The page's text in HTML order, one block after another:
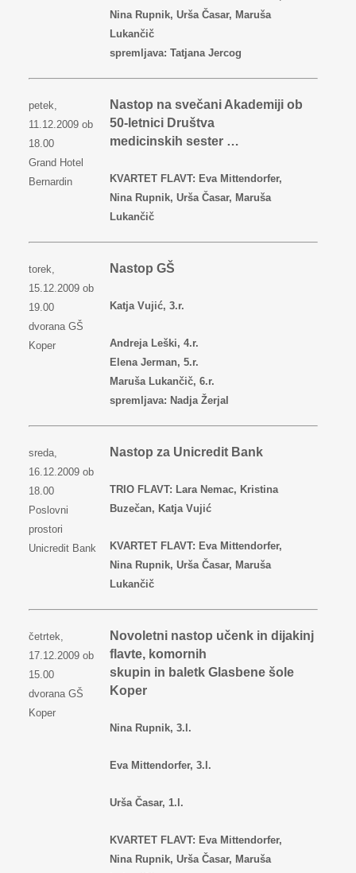
Nina Rupnik, Urša Časar, Maruša
Lukančič
spremljava: Tatjana Jercog
petek,
11.12.2009 ob
18.00
Grand Hotel
Bernardin
Nastop na svečani Akademiji ob
50-letnici Društva
medicinskih sester …
KVARTET FLAVT: Eva Mittendorfer,
Nina Rupnik, Urša Časar, Maruša
Lukančič
torek,
15.12.2009 ob
19.00
dvorana GŠ
Koper
Nastop GŠ
Katja Vujić, 3.r.
Andreja Leški, 4.r.
Elena Jerman, 5.r.
Maruša Lukančič, 6.r.
spremljava: Nadja Žerjal
sreda,
16.12.2009 ob
18.00
Poslovni
prostori
Unicredit Bank
Nastop za Unicredit Bank
TRIO FLAVT: Lara Nemac, Kristina
Buzečan, Katja Vujić
KVARTET FLAVT: Eva Mittendorfer,
Nina Rupnik, Urša Časar, Maruša
Lukančič
četrtek,
17.12.2009 ob
15.00
dvorana GŠ
Koper
Novoletni nastop učenk in dijakinj
flavte, komornih
skupin in baletk Glasbene šole
Koper
Nina Rupnik, 3.l.
Eva Mittendorfer, 3.l.
Urša Časar, 1.l.
KVARTET FLAVT: Eva Mittendorfer,
Nina Rupnik, Urša Časar, Maruša